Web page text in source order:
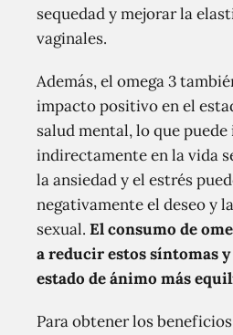
sequedad y mejorar la
vaginales.
Además, el omega 3
impacto positivo en el
salud mental, lo que
indirectamente en la vida
la ansiedad y el estrés
negativamente el deseo y
sexual. El consumo de
a reducir estos síntomas
estado de ánimo más
Para obtener los